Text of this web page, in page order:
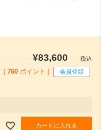
¥83,600
税込
760 ポイント ] 会員登録
カートに入れる